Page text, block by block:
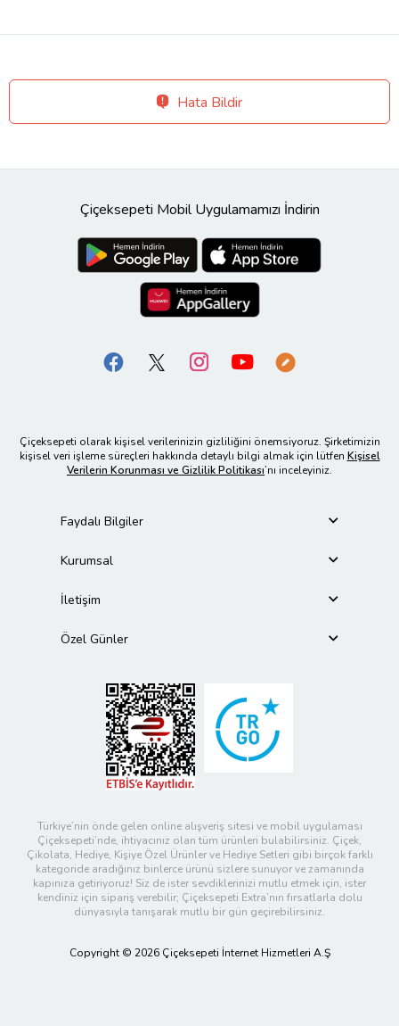
Hata Bildir
Çiçeksepeti Mobil Uygulamamızı İndirin
Çiçeksepeti olarak kişisel verilerinizin gizliliğini önemsiyoruz. Şirketimizin
kişisel veri işleme süreçleri hakkında detaylı bilgi almak için lütfen Kişisel
Verilerin Korunması ve Gizlilik Politikası’nı inceleyiniz.
Faydalı Bilgiler
Kurumsal
İletişim
Özel Günler
Türkiye’nin önde gelen online alışveriş sitesi ve mobil uygulaması
Çiçeksepeti’nde, ihtiyacınız olan tüm ürünleri bulabilirsiniz. Çiçek,
Çikolata, Hediye, Kişiye Özel Ürünler ve Hediye Setleri gibi birçok farklı
kategoride aradığınız binlerce ürünü sizlere sunuyor ve zamanında
kapınıza getiriyoruz! Siz de ister sevdiklerinizi mutlu etmek için, ister
kendiniz için sipariş verebilir; Çiçeksepeti Extra’nın fırsatlarla dolu
dünyasıyla tanışarak mutlu bir gün geçirebilirsiniz.
Copyright © 2026 Çiçeksepeti İnternet Hizmetleri A.Ş